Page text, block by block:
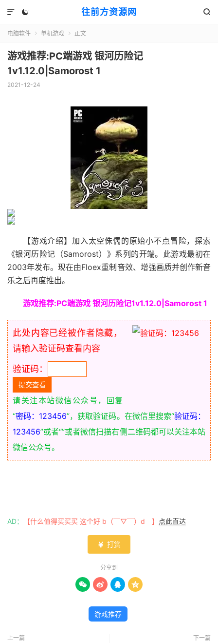
往前方资源网
 

电脑软件  单机游戏  正文
游戏推荐:PC端游戏 银河历险记
1v1.12.0|Samorost 1
2021-12-24
【游戏介绍】加入太空侏儒的原始小不点冒险，探索
《银河历险记（Samorost）》系列的开端。此游戏最初在
2003年发布。现在由Floex重制音效、增强画质并创作新音
乐之后再度推出。
游戏推荐:PC端游戏 银河历险记1v1.12.0|Samorost 1
此处内容已经被作者隐藏，
请输入验证码查看内容
验证码：
请关注本站微信公众号，回复
“密码：123456”，获取验证码。在微信里搜索“验证码：
123456”或者“”或者微信扫描右侧二维码都可以关注本站
微信公众号。
AD： 【什么值得买买买 这个好 b（￣▽￣）d 】 点此直达
 打赏
分享到
   
游戏推荐
上一篇 下一篇